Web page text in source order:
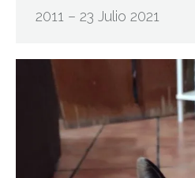
2011 – 23 Julio 2021